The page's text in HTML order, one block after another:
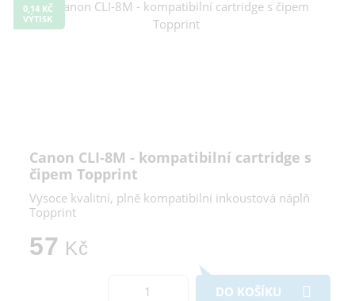
0,14 KČ
VÝTISK
Canon CLI-8M - kompatibilní cartridge s
čipem Topprint
Vysoce kvalitní, plně kompatibilní inkoustová náplň
Topprint
57 Kč
DO KOŠÍKU